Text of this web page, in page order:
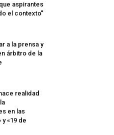
aspirantes
el contexto”
a la prensa y
árbitro de la
realidad
en las
«19 de